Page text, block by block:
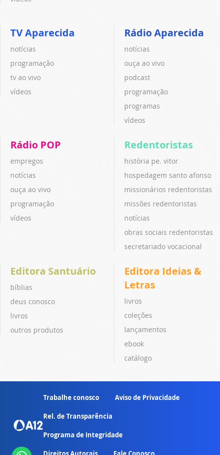
TV Aparecida
notícias
programação
tv ao vivo
vídeos
Rádio Aparecida
notícias
ouça ao vivo
podcast
programação
programas
vídeos
Rádio POP
empregos
notícias
ouça ao vivo
programação
vídeos
Redentoristas
história pe. vitor
hospedagem santo afonso
missionários redentoristas
missões redentoristas
notícias
obras sociais redentoristas
secretariado vocacional
Editora Santuário
bíblias
deus conosco
livros
outros produtos
Editora Ideias &
Letras
livros
coleções
lançamentos
ebook
catálogo
Trabalhe conosco Aviso de Privacidade
Rel. de Transparência
Programa de Integridade